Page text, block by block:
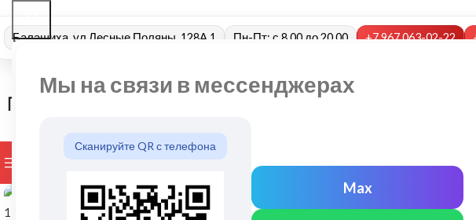
Мы на связи в мессенджерах
Сканируйте QR с телефона
Max
Балашиха, ул Лесные Поляны, 128А 1 Пн-Пт: с 8.00 до 20.00 +7 967 063-02-22
ПРОСМОТР КАТЕГОРИЙ БРЕНДЫ
Нажмите, чтобы увеличить